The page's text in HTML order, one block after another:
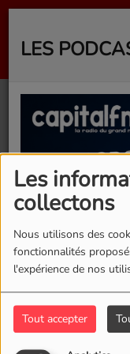
Les
collectons
Nous utilisons des
fonctionnalités
l'expérience de nos
Tout accepter
LES